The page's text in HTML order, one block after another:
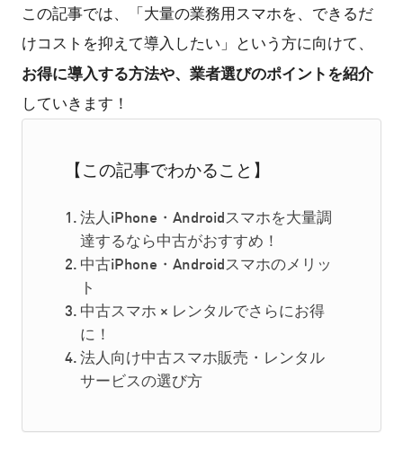
この記事では、「大量の業務用スマホを、できるだ
けコストを抑えて導入したい」という方に向けて、
お得に導入する方法や、業者選びのポイントを紹介
していきます！
【この記事でわかること】
法人iPhone・Androidスマホを大量調
達するなら中古がおすすめ！
中古iPhone・Androidスマホのメリッ
ト
中古スマホ × レンタルでさらにお得
に！
法人向け中古スマホ販売・レンタル
サービスの選び方